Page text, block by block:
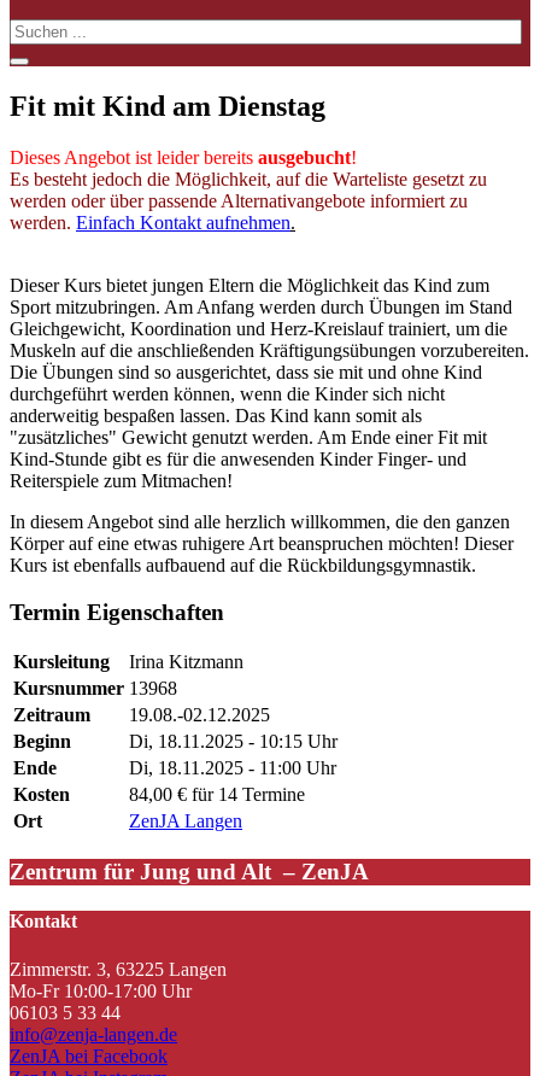
Fit mit Kind am Dienstag
Dieses Angebot ist leider bereits ausgebucht!
Es besteht jedoch die Möglichkeit, auf die Warteliste gesetzt zu
werden oder über passende Alternativangebote informiert zu
werden. Einfach Kontakt aufnehmen.
Dieser Kurs bietet jungen Eltern die Möglichkeit das Kind zum
Sport mitzubringen. Am Anfang werden durch Übungen im Stand
Gleichgewicht, Koordination und Herz-Kreislauf trainiert, um die
Muskeln auf die anschließenden Kräftigungsübungen vorzubereiten.
Die Übungen sind so ausgerichtet, dass sie mit und ohne Kind
durchgeführt werden können, wenn die Kinder sich nicht
anderweitig bespaßen lassen. Das Kind kann somit als
"zusätzliches" Gewicht genutzt werden. Am Ende einer Fit mit
Kind-Stunde gibt es für die anwesenden Kinder Finger- und
Reiterspiele zum Mitmachen!
In diesem Angebot sind alle herzlich willkommen, die den ganzen
Körper auf eine etwas ruhigere Art beanspruchen möchten! Dieser
Kurs ist ebenfalls aufbauend auf die Rückbildungsgymnastik.
Termin Eigenschaften
Kursleitung
Irina Kitzmann
Kursnummer 13968
Zeitraum
19.08.-02.12.2025
Beginn
Di, 18.11.2025 - 10:15 Uhr
Ende
Di, 18.11.2025 - 11:00 Uhr
Kosten
84,00 € für 14 Termine
Ort
ZenJA Langen
Zentrum für Jung und Alt – ZenJA
Kontakt
Zimmerstr. 3, 63225 Langen
Mo-Fr 10:00-17:00 Uhr
06103 5 33 44
info@zenja-langen.de
ZenJA bei Facebook